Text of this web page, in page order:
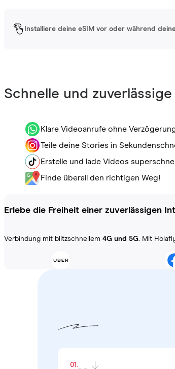
Installiere deine eSIM vor oder während
Schnelle und
Klare Videoanrufe ohne
Teile deine Stories in
Erstelle und lade Videos
Finde überall den richtigen Weg!
Erlebe die Freiheit einer zuverlässigen
Verbindung mit blitzschnellem 4G und 5G. Mit
01.